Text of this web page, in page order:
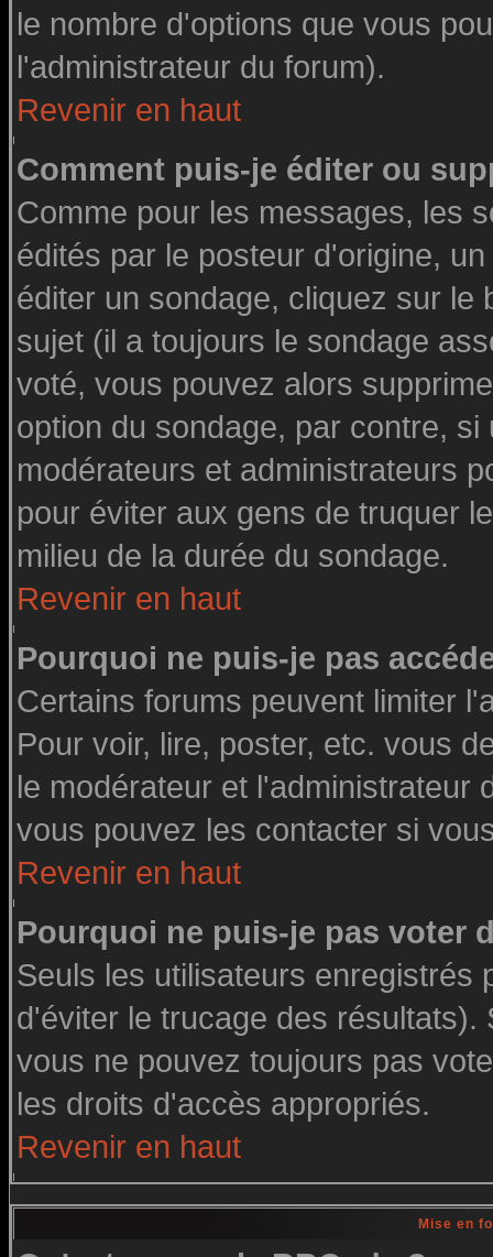
le nombre d'options que vous
l'administrateur du forum).
Revenir en haut
Comment puis-je éditer ou
Comme pour les messages, les
édités par le posteur d'origine,
éditer un sondage, cliquez sur le
sujet (il a toujours le sondage
voté, vous pouvez alors
option du sondage, par contre,
modérateurs et administrateurs
pour éviter aux gens de truquer
milieu de la durée du sondage.
Revenir en haut
Pourquoi ne puis-je pas
Certains forums peuvent limiter
Pour voir, lire, poster, etc. vous
le modérateur et l'administrateur
vous pouvez les contacter si
Revenir en haut
Pourquoi ne puis-je pas voter
Seuls les utilisateurs enregistrés
d'éviter le trucage des
vous ne pouvez toujours pas
les droits d'accès appropriés.
Revenir en haut
Mise en